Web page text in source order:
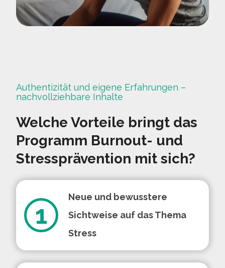
Authentizität und eigene Erfahrungen –
nachvollziehbare Inhalte
Welche Vorteile bringt das
Programm Burnout- und
Stressprävention mit sich?
1
Neue und bewusstere
Sichtweise auf das Thema
Stress